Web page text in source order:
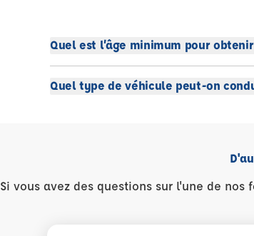
Quel est l’âge minimum pour
Quel type de véhicule peut-on
Si vous avez des questions sur l'une de